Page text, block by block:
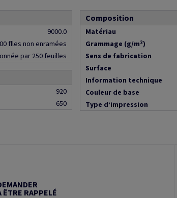
9000.0
flles non enramées
par 250 feuilles
920
650
Composition
Matériau
Grammage (g/m²)
Sens de fabrication
Surface
Information technique
Couleur de base
Type d’impression
ÊTRE RAPPELÉ